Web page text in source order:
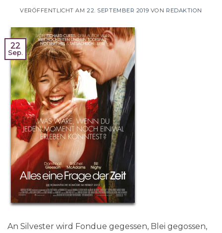
VERÖFFENTLICHT AM22. SEPTEMBER 2019 VON REDAKTION
22
Sep.
An Silvester wird Fondue gegessen, Blei gegossen,